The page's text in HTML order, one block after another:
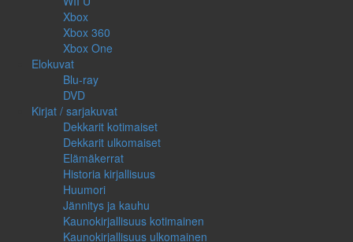
Xbox
Xbox 360
Xbox One
Elokuvat
Blu-ray
DVD
Kirjat / sarjakuvat
Dekkarit kotimaiset
Dekkarit ulkomaiset
Elämäkerrat
Historia kirjallisuus
Huumori
Jännitys ja kauhu
Kaunokirjallisuus kotimainen
Kaunokirjallisuus ulkomainen